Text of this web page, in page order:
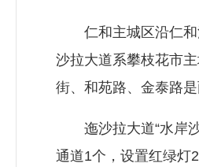
仁和主城区沿仁和
沙拉大道系攀枝花市
街、和苑路、金泰路
迤沙拉大道“水岸沙
通道1个，设置红绿灯